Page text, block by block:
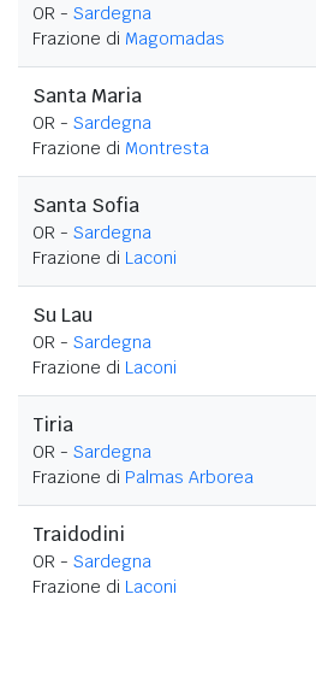
OR - Sardegna
Frazione di Magomadas
Santa Maria
OR - Sardegna
Frazione di Montresta
Santa Sofia
OR - Sardegna
Frazione di Laconi
Su Lau
OR - Sardegna
Frazione di Laconi
Tiria
OR - Sardegna
Frazione di Palmas Arborea
Traidodini
OR - Sardegna
Frazione di Laconi